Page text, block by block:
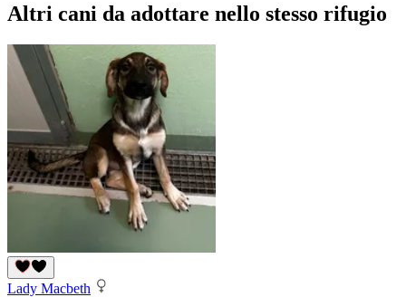
Altri cani da adottare nello stesso rifugio
Lady Macbeth